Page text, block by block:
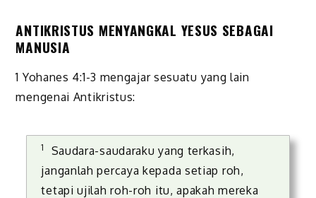
ANTIKRISTUS MENYANGKAL YESUS SEBAGAI
MANUSIA
1 Yohanes 4:1-3 mengajar sesuatu yang lain
mengenai Antikristus:
1
Saudara-saudaraku yang terkasih,
janganlah percaya kepada setiap roh,
tetapi ujilah roh-roh itu, apakah mereka